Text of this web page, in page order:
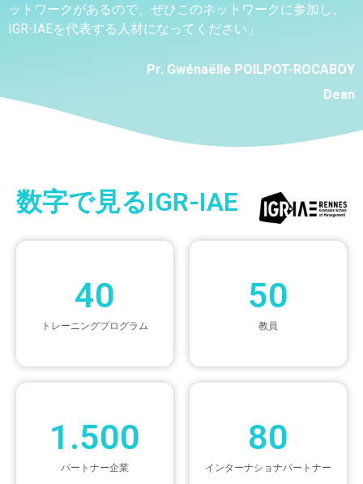
ットワークがあるので、ぜひこのネットワークに参加し、
IGR-IAEを代表する人材になってください」
Pr. Gwénaëlle POILPOT-ROCABOY
Dean
数字で見るIGR-IAE
トレーニングプログラム
40
教員
50
パートナー企業
1.500
インターナショナパートナー
80